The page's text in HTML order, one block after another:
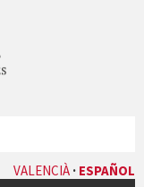
VALENCIÀ ESPAÑOL